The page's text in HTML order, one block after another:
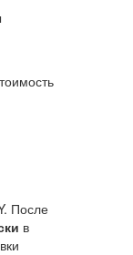
После
в